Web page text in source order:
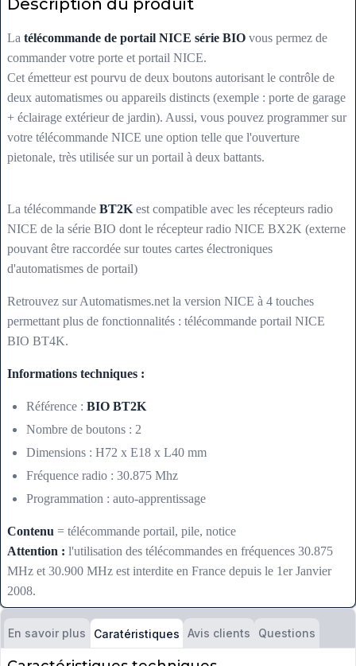
Description du produit
La télécommande de portail NICE série BIO vous permez de
commander votre porte et portail NICE.
Cet émetteur est pourvu de deux boutons autorisant le contrôle de
deux automatismes ou appareils distincts (exemple : porte de garage
+ éclairage extérieur de jardin). Aussi, vous pouvez programmer sur
votre télécommande NICE une option telle que l'ouverture
pietonale, très utilisée sur un portail à deux battants.
La télécommande BT2K est compatible avec les récepteurs radio
NICE de la série BIO dont le récepteur radio NICE BX2K (externe
pouvant être raccordée sur toutes cartes électroniques
d'automatismes de portail)
Retrouvez sur Automatismes.net la version NICE à 4 touches
permettant plus de fonctionnalités : télécommande portail NICE
BIO BT4K.
Informations techniques :
Référence : BIO BT2K
Nombre de boutons : 2
Dimensions : H72 x E18 x L40 mm
Fréquence radio : 30.875 Mhz
Programmation : auto-apprentissage
Contenu = télécommande portail, pile, notice
Attention : l'utilisation des télécommandes en fréquences 30.875
MHz et 30.900 MHz est interdite en France depuis le 1er Janvier
2008.
En savoir plus Caratéristiques Avis clients Questions